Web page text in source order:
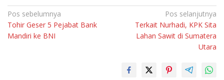
Navigasi
pos
Pos sebelumnya
Tohir Geser 5 Pejabat Bank
Mandiri ke BNI
Pos selanjutnya
Terkait Nurhadi, KPK Sita
Lahan Sawit di Sumatera
Utara